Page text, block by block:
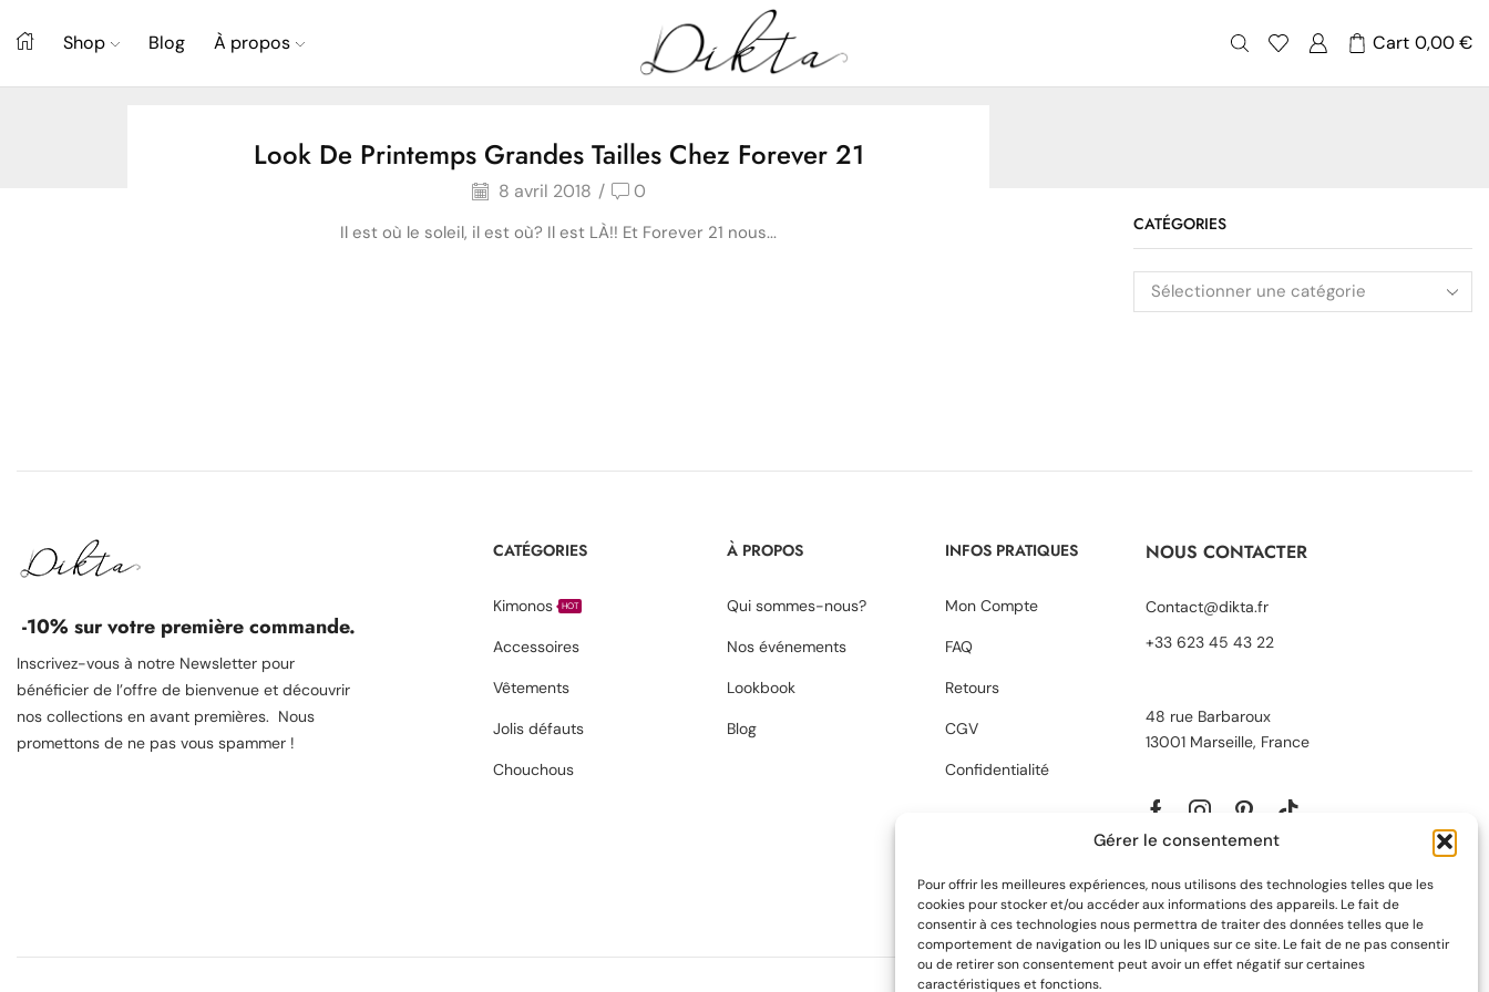
Gérer le consentement
Pour offrir les meilleures expériences, nous utilisons des technologies telles que les
cookies pour stocker et/ou accéder aux informations des appareils. Le fait de
consentir à ces technologies nous permettra de traiter des données telles que le
comportement de navigation ou les ID uniques sur ce site. Le fait de ne pas consentir
ou de retirer son consentement peut avoir un effet négatif sur certaines
caractéristiques et fonctions.
Shop Blog À propos Cart 0,00€
Home Posts tagged "printemps"
Look De Printemps Grandes Tailles Chez Forever 21
8 avril 2018 / 0
Il est où le soleil, il est où? Il est LÀ!! Et Forever 21 nous... CATÉGORIES
-10% sur votre première commande.
Inscrivez-vous à notre Newsletter pour
bénéficier de l’offre de bienvenue et découvrir
nos collections en avant premières. Nous
promettons de ne pas vous spammer !
CATÉGORIES
Kimonos HOT
Accessoires
Vêtements
Jolis défauts
Chouchous
À PROPOS
Qui sommes-nous?
Nos événements
Lookbook
Blog
INFOS PRATIQUES
Mon Compte
FAQ
Retours
CGV
Confidentialité
NOUS CONTACTER
Contact@dikta.fr
+33 623 45 43 22
48 rue Barbaroux
13001 Marseille, France